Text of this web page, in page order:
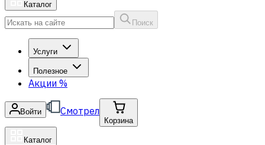
Каталог
Поиск
Услуги
Полезное
Акции %
Войти Смотрел
Корзина
Каталог